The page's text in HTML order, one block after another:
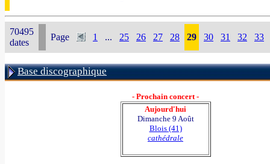
70495
dates
Page 1 ... 25 26 27 28 29 30 31 32 33
Base discographique
- Prochain concert -
Aujourd'hui
Dimanche 9 Août
Blois (41)
cathédrale